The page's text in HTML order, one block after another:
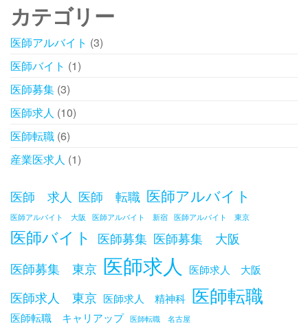
カテゴリー
医師アルバイト (3)
医師バイト (1)
医師募集 (3)
医師求人 (10)
医師転職 (6)
産業医求人 (1)
医師 求人 医師 転職 医師アルバイト
医師アルバイト 大阪 医師アルバイト 新宿 医師アルバイト 東京
医師バイト 医師募集 医師募集 大阪
医師募集 東京 医師求人 医師求人 大阪
医師求人 東京 医師求人 精神科 医師転職
医師転職 キャリアップ 医師転職 名古屋